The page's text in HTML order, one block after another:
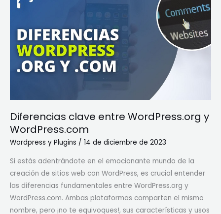
Diferencias clave entre WordPress.org y
WordPress.com
Wordpress y Plugins / 14 de diciembre de 2023
Si estás adentrándote en el emocionante mundo de la
creación de sitios web con WordPress, es crucial entender
las diferencias fundamentales entre WordPress.org y
WordPress.com. Ambas plataformas comparten el mismo
nombre, pero ¡no te equivoques!, sus características y usos
clave
WordPress.org
WordPress.com